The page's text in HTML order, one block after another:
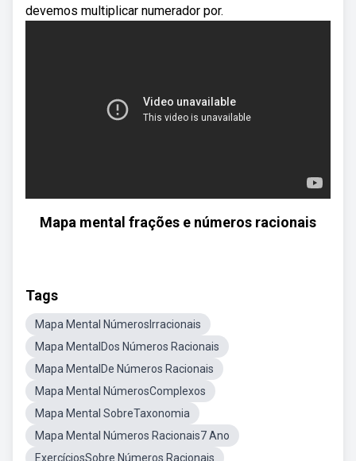
devemos multiplicar numerador por.
Mapa mental frações e números racionais
Tags
Mapa Mental NúmerosIrracionais
Mapa MentalDos Números Racionais
Mapa MentalDe Números Racionais
Mapa Mental NúmerosComplexos
Mapa Mental SobreTaxonomia
Mapa Mental Números Racionais7 Ano
ExercíciosSobre Números Racionais